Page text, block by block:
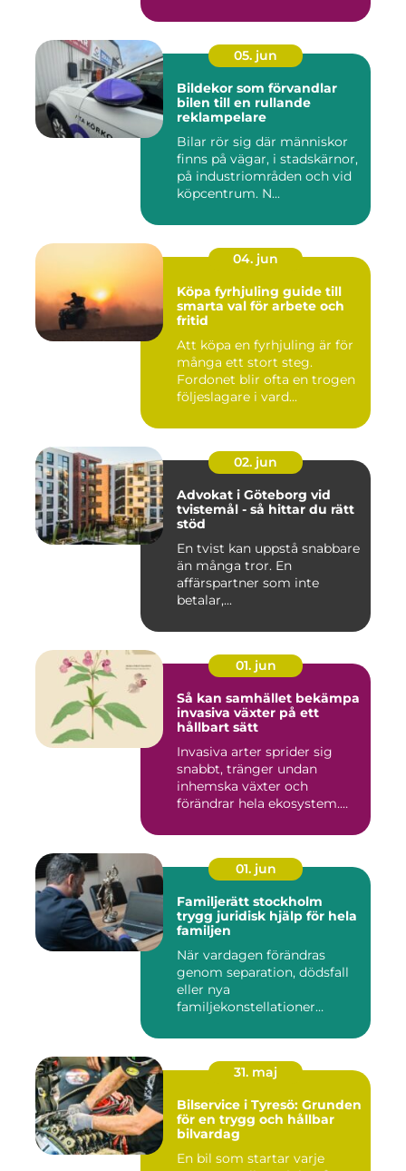
05. jun
Bildekor som förvandlar
bilen till en rullande
reklampelare
Bilar rör sig där människor
finns på vägar, i stadskärnor,
på industriområden och vid
köpcentrum. N...
04. jun
Köpa fyrhjuling guide till
smarta val för arbete och
fritid
Att köpa en fyrhjuling är för
många ett stort steg.
Fordonet blir ofta en trogen
följeslagare i vard...
02. jun
Advokat i Göteborg vid
tvistemål - så hittar du rätt
stöd
En tvist kan uppstå snabbare
än många tror. En
affärspartner som inte
betalar,...
01. jun
Så kan samhället bekämpa
invasiva växter på ett
hållbart sätt
Invasiva arter sprider sig
snabbt, tränger undan
inhemska växter och
förändrar hela ekosystem.
01. jun
Familjerätt stockholm
trygg juridisk hjälp för hela
familjen
När vardagen förändras
genom separation, dödsfall
eller nya
familjekonstellationer
31. maj
Bilservice i Tyresö: Grunden
för en trygg och hållbar
bilvardag
En bil som startar varje